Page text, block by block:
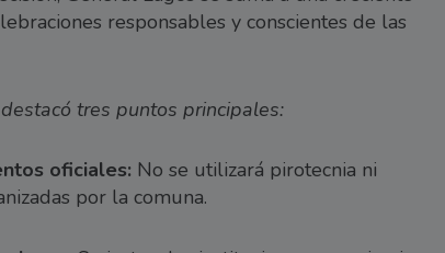
responsables y conscientes de las
tres puntos principales:
oficiales: No se utilizará pirotecnia ni
por la comuna.